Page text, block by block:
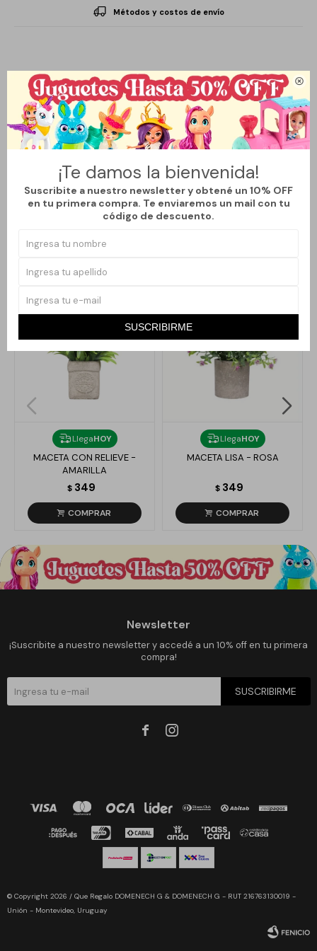

¡Te damos la bienvenida!
Suscribite a nuestro newsletter y obtené un 10% OFF
en tu primera compra. Te enviaremos un mail con tu
código de descuento.
SUSCRIBIRME
Métodos y costos de envío
Descripción
Decora tus espacios con un toque natural sin necesidad de
para escritorios, estanterías o mesas auxiliares. Perfecta para dar
frescura y estilo a cualquier ambiente
Productos que te pueden interesar
LlegaHOY
MACETA CON RELIEVE -
AMARILLA
$ 349
LlegaHOY
MACETA LISA - ROSA
$ 349
Newsletter
¡Suscribite a nuestro newsletter y accedé a un 10% off en tu primera
compra!
SUSCRIBIRME
 
© Copyright 2026 / Que Regalo DOMENECH G & DOMENECH G - RUT 216763130019 -
Unión - Montevideo, Uruguay